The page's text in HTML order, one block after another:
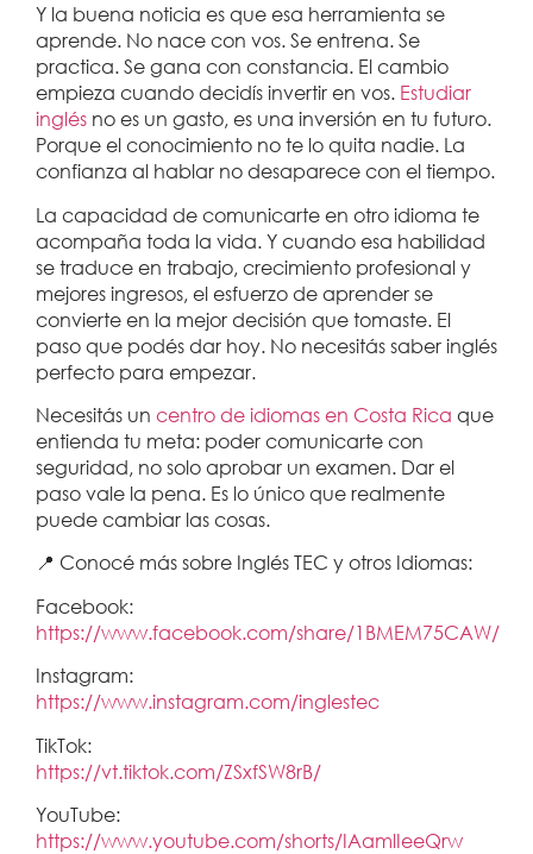
Y la buena noticia es que esa herramienta se
aprende. No nace con vos. Se entrena. Se
practica. Se gana con constancia. El cambio
empieza cuando decidís invertir en vos. Estudiar
inglés no es un gasto, es una inversión en tu futuro.
Porque el conocimiento no te lo quita nadie. La
confianza al hablar no desaparece con el tiempo.
La capacidad de comunicarte en otro idioma te
acompaña toda la vida. Y cuando esa habilidad
se traduce en trabajo, crecimiento profesional y
mejores ingresos, el esfuerzo de aprender se
convierte en la mejor decisión que tomaste. El
paso que podés dar hoy. No necesitás saber inglés
perfecto para empezar.
Necesitás un centro de idiomas en Costa Rica que
entienda tu meta: poder comunicarte con
seguridad, no solo aprobar un examen. Dar el
paso vale la pena. Es lo único que realmente
puede cambiar las cosas.
📍 Conocé más sobre Inglés TEC y otros Idiomas:
Facebook:
https://www.facebook.com/share/1BMEM75CAW/
Instagram:
https://www.instagram.com/inglestec
TikTok:
https://vt.tiktok.com/ZSxfSW8rB/
YouTube:
https://www.youtube.com/shorts/IAamlIeeQrw